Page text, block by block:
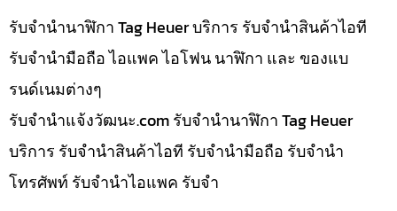
รับจำนำนาฬิกา Tag Heuer บริการ รับจำนำสินค้าไอที
รับจำนำมือถือ ไอแพค ไอโฟน นาฬิกา และ ของแบ
รนด์เนมต่างๆ
รับจํานําแจ้งวัฒนะ.com รับจำนำนาฬิกา Tag Heuer
บริการ รับจำนำสินค้าไอที รับจำนำมือถือ รับจำนำ
โทรศัพท์ รับจำนำไอแพค รับจำ